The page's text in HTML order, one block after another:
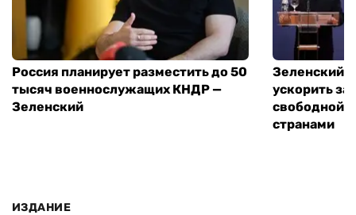
Россия планирует разместить до 50
тысяч военнослужащих КНДР —
Зеленский
Зеленский
ускорить
свободной
странами
ИЗДАНИЕ